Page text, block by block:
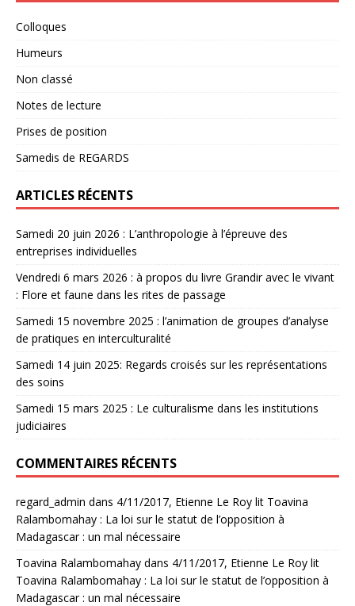
Colloques
Humeurs
Non classé
Notes de lecture
Prises de position
Samedis de REGARDS
ARTICLES RÉCENTS
Samedi 20 juin 2026 : L’anthropologie à l’épreuve des
entreprises individuelles
Vendredi 6 mars 2026 : à propos du livre Grandir avec le vivant
: Flore et faune dans les rites de passage
Samedi 15 novembre 2025 : l’animation de groupes d’analyse
de pratiques en interculturalité
Samedi 14 juin 2025: Regards croisés sur les représentations
des soins
Samedi 15 mars 2025 : Le culturalisme dans les institutions
judiciaires
COMMENTAIRES RÉCENTS
regard_admin dans 4/11/2017, Etienne Le Roy lit Toavina
Ralambomahay : La loi sur le statut de l’opposition à
Madagascar : un mal nécessaire
Toavina Ralambomahay dans 4/11/2017, Etienne Le Roy lit
Toavina Ralambomahay : La loi sur le statut de l’opposition à
Madagascar : un mal nécessaire